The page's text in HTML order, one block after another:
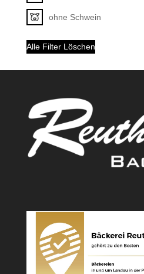
ohne Schwein
Alle Filter Löschen